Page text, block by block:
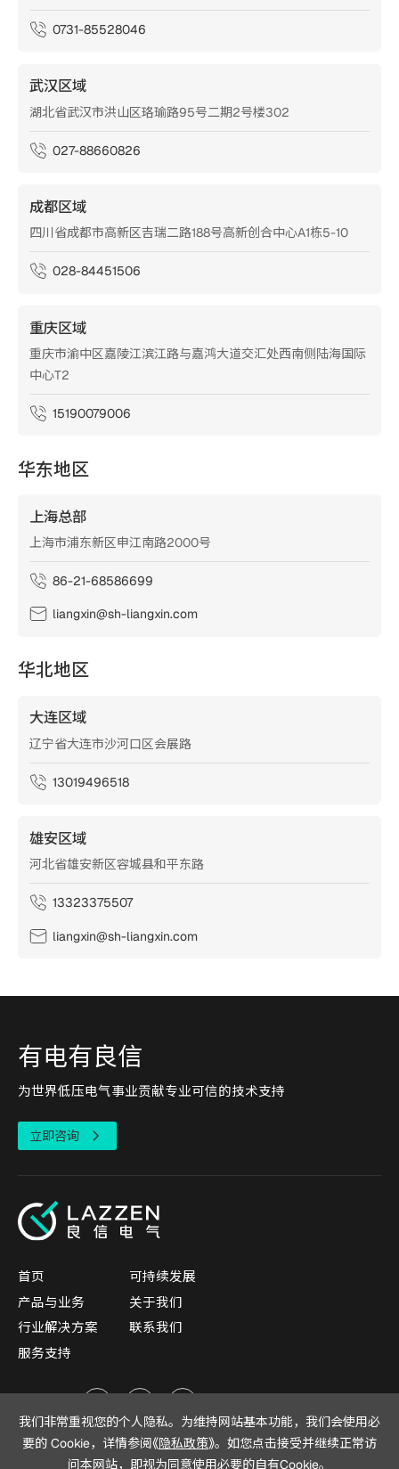
我们非常重视您的个人隐私。为维持网站基本功能，我们会使用必
要的 Cookie，详情参阅《隐私政策》。如您点击接受并继续正常访
问本网站，即视为同意使用必要的自有Cookie。
0731-85528046
武汉区域
湖北省武汉市洪山区珞瑜路95号二期2号楼302
027-88660826
成都区域
四川省成都市高新区吉瑞二路188号高新创合中心A1栋5-10
028-84451506
重庆区域
重庆市渝中区嘉陵江滨江路与嘉鸿大道交汇处西南侧陆海国际
中心T2
15190079006
华东地区
上海总部
上海市浦东新区申江南路2000号
86-21-68586699
liangxin@sh-liangxin.com
华北地区
大连区域
辽宁省大连市沙河口区会展路
13019496518
雄安区域
河北省雄安新区容城县和平东路
13323375507
liangxin@sh-liangxin.com
有电有良信
为世界低压电气事业贡献专业可信的技术支持
立即咨询
首页
产品与业务
行业解决方案
服务支持
可持续发展
关于我们
联系我们